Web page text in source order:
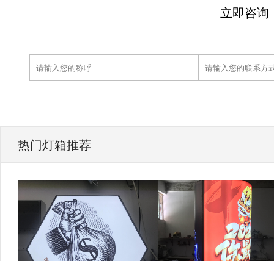
立即咨询
热门灯箱推荐